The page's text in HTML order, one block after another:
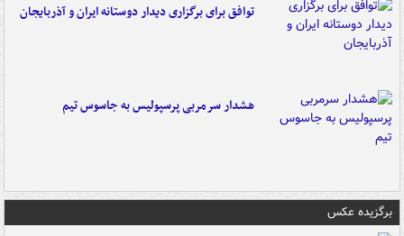
توافق برای برگزاری دیدار دوستانه ایران و آذربایجان
هشدار سرمربی پرسپولیس به جاسوس تیم
برگزیده عکس